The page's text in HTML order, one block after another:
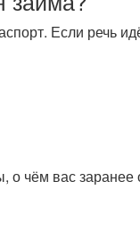
Если речь
о чём вас